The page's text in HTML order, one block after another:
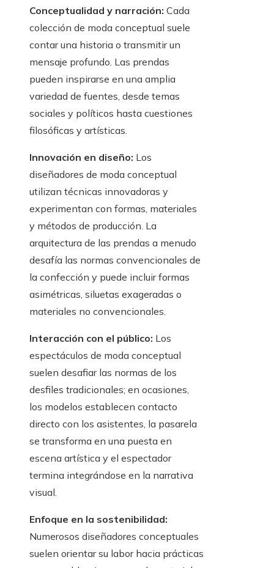
Conceptualidad y narración: Cada
colección de moda conceptual suele
contar una historia o transmitir un
mensaje profundo. Las prendas
pueden inspirarse en una amplia
variedad de fuentes, desde temas
sociales y políticos hasta cuestiones
filosóficas y artísticas.
Innovación en diseño: Los
diseñadores de moda conceptual
utilizan técnicas innovadoras y
experimentan con formas, materiales
y métodos de producción. La
arquitectura de las prendas a menudo
desafía las normas convencionales de
la confección y puede incluir formas
asimétricas, siluetas exageradas o
materiales no convencionales.
Interacción con el público: Los
espectáculos de moda conceptual
suelen desafiar las normas de los
desfiles tradicionales; en ocasiones,
los modelos establecen contacto
directo con los asistentes, la pasarela
se transforma en una puesta en
escena artística y el espectador
termina integrándose en la narrativa
visual.
Enfoque en la sostenibilidad:
Numerosos diseñadores conceptuales
suelen orientar su labor hacia prácticas